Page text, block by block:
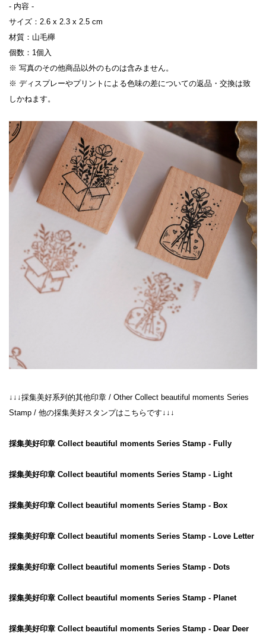
- 内容 -
サイズ：2.6 x 2.3 x 2.5 cm
材質：山毛櫸
個数：1個入
※ 写真のその他商品以外のものは含みません。
※ ディスプレーやプリントによる色味の差についての返品・交換は致
しかねます。
↓↓↓採集美好系列的其他印章 / Other Collect beautiful moments Series
Stamp / 他の採集美好スタンプはこちらです↓↓↓
採集美好印章 Collect beautiful moments Series Stamp - Fully
採集美好印章 Collect beautiful moments Series Stamp - Light
採集美好印章 Collect beautiful moments Series Stamp - Box
採集美好印章 Collect beautiful moments Series Stamp - Love Letter
採集美好印章 Collect beautiful moments Series Stamp - Dots
採集美好印章 Collect beautiful moments Series Stamp - Planet
採集美好印章 Collect beautiful moments Series Stamp - Dear Deer